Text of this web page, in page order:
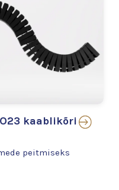
kaablikõri
peitmiseks